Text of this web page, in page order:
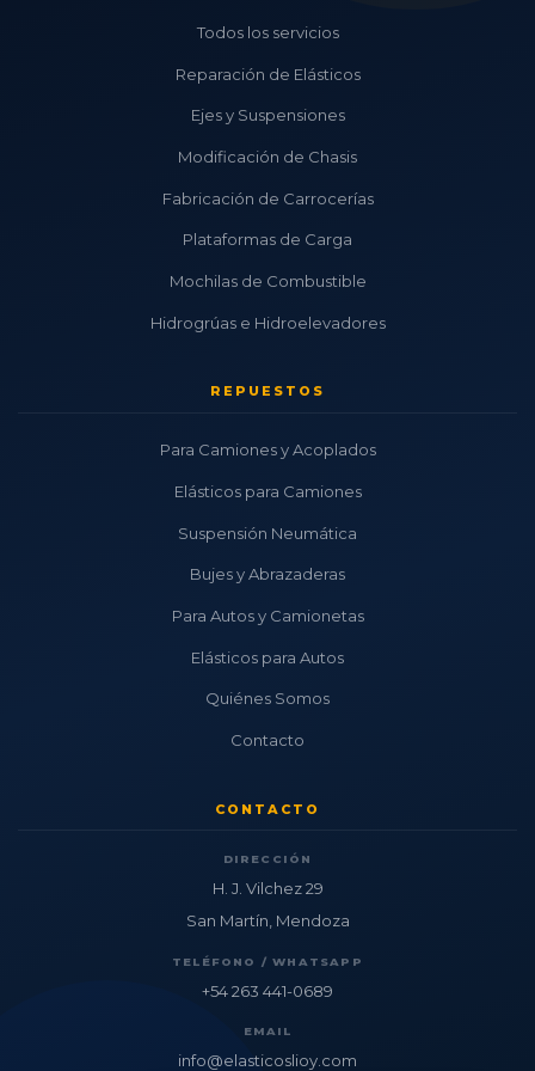
Todos los servicios
Reparación de Elásticos
Ejes y Suspensiones
Modificación de Chasis
Fabricación de Carrocerías
Plataformas de Carga
Mochilas de Combustible
Hidrogrúas e Hidroelevadores
REPUESTOS
Para Camiones y Acoplados
Elásticos para Camiones
Suspensión Neumática
Bujes y Abrazaderas
Para Autos y Camionetas
Elásticos para Autos
Quiénes Somos
Contacto
CONTACTO
DIRECCIÓN
H. J. Vilchez 29
San Martín, Mendoza
TELÉFONO / WHATSAPP
+54 263 441-0689
EMAIL
info@elasticoslioy.com